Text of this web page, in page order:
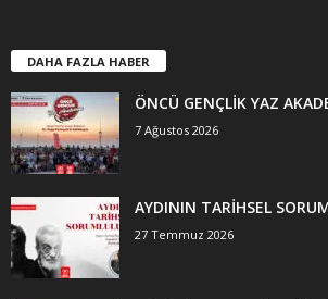
DAHA FAZLA HABER
ÖNCÜ GENÇLİK YAZ
7 Ağustos 2026
AYDININ TARİHSEL
27 Temmuz 2026